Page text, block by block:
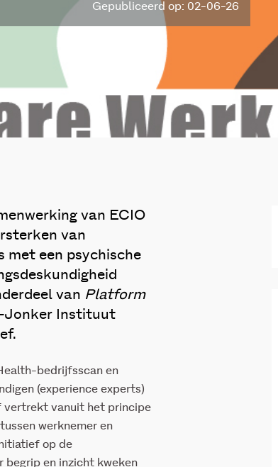
Gepubliceerd op: 02-06-26
van ECIO
van
met een psychische
van Platform
Jonker Instituut
bedrijfsscan en
(experience experts)
vertrekt vanuit het principe
werknemer en
op de
begrip en inzicht kweken